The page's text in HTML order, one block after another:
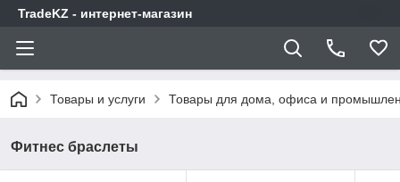
TradeKZ - интернет-магазин
Товары и услуги Товары для дома, офиса и
Фитнес браслеты